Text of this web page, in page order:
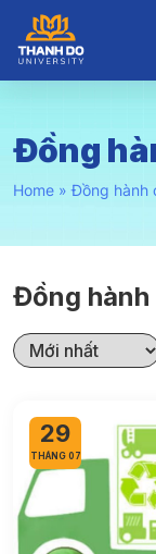
Đồng
Home »Đồng hành
Đồng
29
THÁNG 07